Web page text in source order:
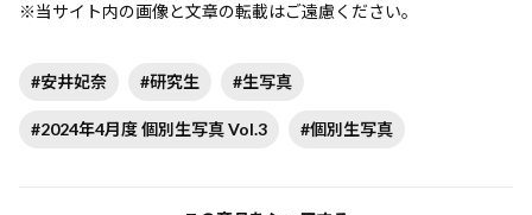
※当サイト内の画像と文章の転載はご遠慮ください。
#安井妃奈 #研究生 #生写真
#2024年4月度 個別生写真 Vol.3 #個別生写真